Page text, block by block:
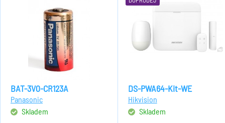
BAT-3V0-CR123A
Panasonic
Skladem
DS-PWA64-Kit-WE
Hikvision
Skladem